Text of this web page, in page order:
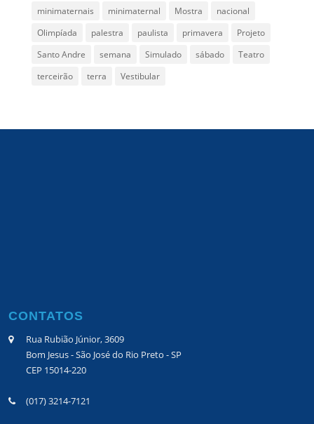
minimaternais
minimaternal Mostra
nacional
Olimpíada
palestra paulista primavera
Projeto
Santo Andre
semana Simulado sábado
Teatro
terceirão
terra Vestibular
CONTATOS
Rua Rubião Júnior, 3609
Bom Jesus - São José do Rio Preto - SP
CEP 15014-220
(017) 3214-7121